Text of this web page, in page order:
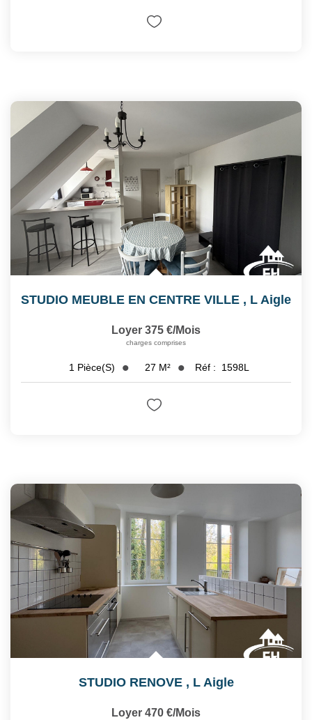
STUDIO MEUBLE EN CENTRE VILLE , L Aigle
Loyer 375 €/mois
charges comprises
1 Pièce(s) 27 M² Réf : 1598L
STUDIO RENOVE , L Aigle
Loyer 470 €/mois